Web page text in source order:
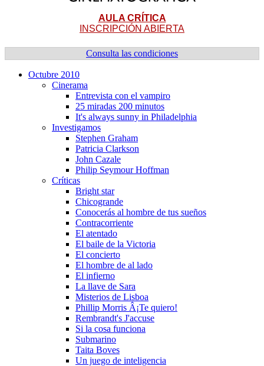
AULA CRÍTICA
INSCRIPCIÓN ABIERTA
Consulta las condiciones
Octubre 2010
Cinerama
Entrevista con el vampiro
25 miradas 200 minutos
It's always sunny in Philadelphia
Investigamos
Stephen Graham
Patricia Clarkson
John Cazale
Philip Seymour Hoffman
Crí­ticas
Bright star
Chicogrande
Conocerás al hombre de tus sueños
Contracorriente
El atentado
El baile de la Victoria
El concierto
El hombre de al lado
El infierno
La llave de Sara
Misterios de Lisboa
Phillip Morris Â¡Te quiero!
Rembrandt's J'accuse
Si la cosa funciona
Submarino
Taita Boves
Un juego de inteligencia